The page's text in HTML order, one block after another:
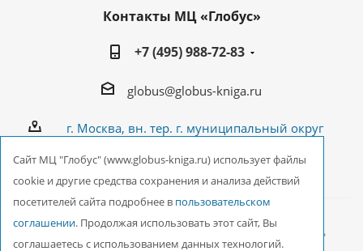
Контакты МЦ «Глобус»
+7 (495) 988-72-83
globus@globus-kniga.ru
г. Москва, вн. тер. г. муниципальный округ
2026 © ООО Межрегиональный Центр «Глобус»
Cайт МЦ "Глобус" (www.globus-kniga.ru) использует файлы
cookie и другие средства сохранения и анализа действий
посетителей сайта подробнее в пользовательском
соглашении. Продолжая использовать этот сайт, Вы
соглашаетесь с использованием данных технологий.